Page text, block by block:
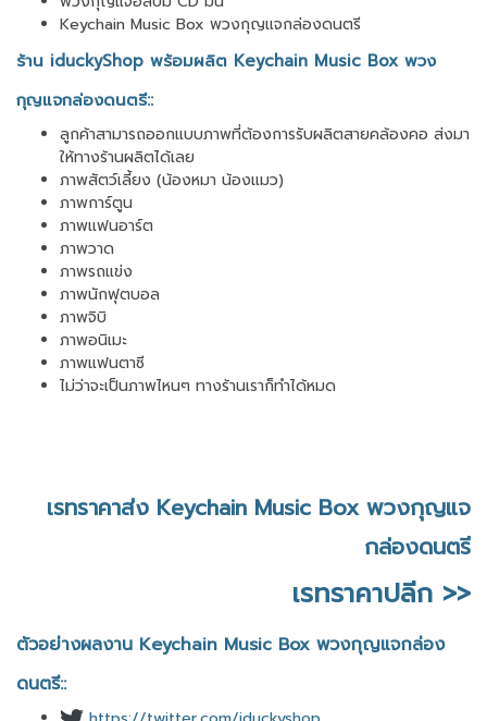
Keychain Music Box พวงกุญแจกล่องดนตรี
ร้าน iduckyShop พร้อมผลิต Keychain Music Box พวง
กุญแจกล่องดนตรี::
ลูกค้าสามารถออกแบบภาพที่ต้องการรับผลิตสายคล้องคอ ส่งมา
ให้ทางร้านผลิตได้เลย
ภาพสัตว์เลี้ยง (น้องหมา น้องแมว)
ภาพการ์ตูน
ภาพแฟนอาร์ต
ภาพวาด
ภาพรถแข่ง
ภาพนักฟุตบอล
ภาพจิบิ
ภาพอนิเมะ
ภาพแฟนตาซี
ไม่ว่าจะเป็นภาพไหนๆ ทางร้านเราก็ทำได้หมด
เรทราคาส่ง Keychain Music Box พวงกุญแจ
กล่องดนตรี
เรทราคาปลีก >>
ตัวอย่างผลงาน Keychain Music Box พวงกุญแจกล่อง
ดนตรี::